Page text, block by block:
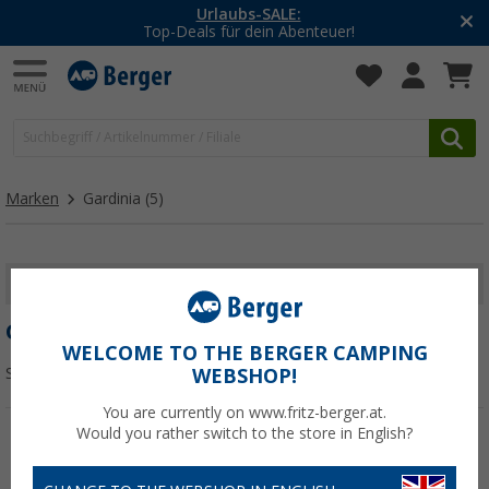
Urlaubs-SALE:
Top-Deals für dein Abenteuer!
Marken Gardinia (5)
GARDINIA
Sortieren:
WELCOME TO THE BERGER CAMPING
WEBSHOP!
You are currently on www.fritz-berger.at.
Would you rather switch to the store in English?